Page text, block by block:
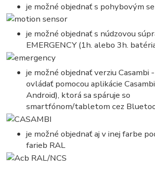
je možné objednať s pohybovým
je možné objednať s núdzovou
EMERGENCY (1h. alebo 3h.
je možné objednať verziu Casambi
ovládať pomocou aplikácie
Android), ktorá sa spáruje so
smartfónom/tabletom cez
je možné objednať aj v inej farbe
farieb RAL